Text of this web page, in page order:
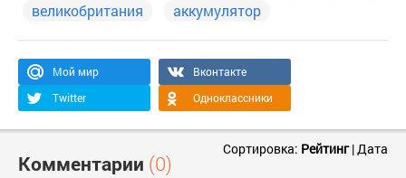
великобритания
аккумулятор
Мой мир
Вконтакте
Twitter
Одноклассники
Комментарии (0)
Сортировка: Рейтинг|Дата